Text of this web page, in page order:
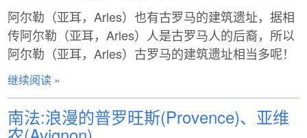
阿尔勒（亚耳，Arles）也有古罗马的建筑遗址，据相
传阿尔勒（亚耳，Arles）人是古罗马人的后裔，所以
阿尔勒（亚耳，Arles）古罗马的建筑遗址相当多呢！
继续阅读 »
南法:浪漫的普罗旺斯(Provence)、亚维